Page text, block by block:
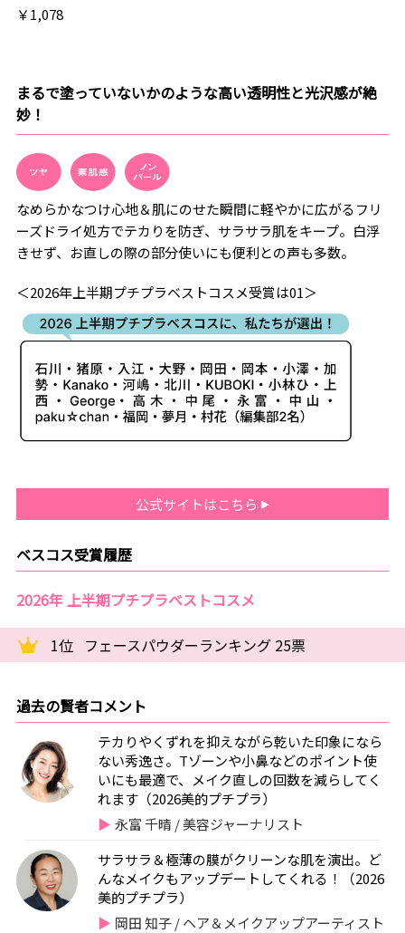
￥1,078
まるで塗っていないかのような高い透明性と光沢感が絶
妙！
なめらかなつけ心地＆肌にのせた瞬間に軽やかに広がるフリ
ーズドライ処方でテカりを防ぎ、サラサラ肌をキープ。白浮
きせず、お直しの際の部分使いにも便利との声も多数。
＜2026年上半期プチプラベストコスメ受賞は01＞
公式サイトはこちら
ベスコス受賞履歴
2026年 上半期プチプラベストコスメ
1位 フェースパウダーランキング 25票
過去の賢者コメント
テカりやくずれを抑えながら乾いた印象になら
ない秀逸さ。Tゾーンや小鼻などのポイント使
いにも最適で、メイク直しの回数を減らしてく
れます（2026美的プチプラ）
永富 千晴 / 美容ジャーナリスト
サラサラ＆極薄の膜がクリーンな肌を演出。ど
んなメイクもアップデートしてくれる！（2026
美的プチプラ）
岡田 知子 / ヘア＆メイクアップアーティスト